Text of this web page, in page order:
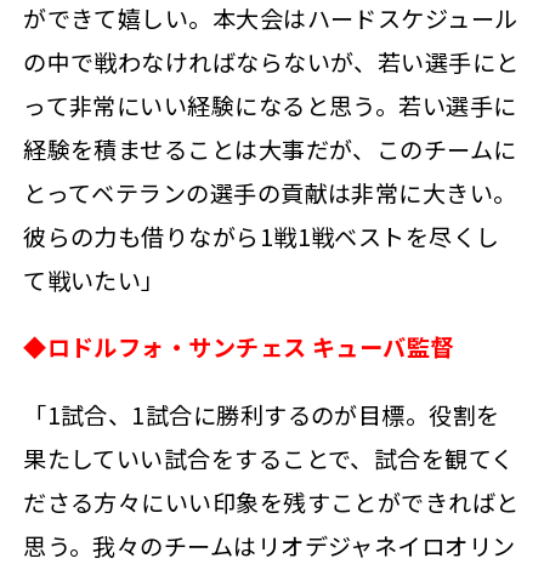
ができて嬉しい。本大会はハードスケジュール
の中で戦わなければならないが、若い選手にと
って非常にいい経験になると思う。若い選手に
経験を積ませることは大事だが、このチームに
とってベテランの選手の貢献は非常に大きい。
彼らの力も借りながら1戦1戦ベストを尽くし
て戦いたい」
◆ロドルフォ・サンチェス キューバ監督
「1試合、1試合に勝利するのが目標。役割を
果たしていい試合をすることで、試合を観てく
ださる方々にいい印象を残すことができればと
思う。我々のチームはリオデジャネイロオリン